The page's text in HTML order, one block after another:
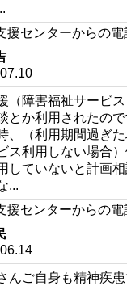
援センターからの電
（障害福祉サービ
とか利用されたの
、（利用期間過ぎ
ス利用しない場合
していないと計画
...
援センターからの電
んご自身も精神疾